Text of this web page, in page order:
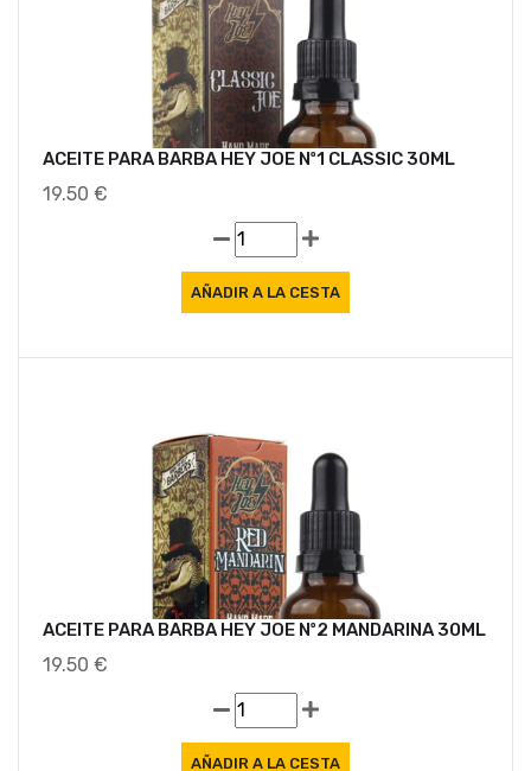
ACEITE PARA BARBA HEY JOE Nº1 CLASSIC 30ML
19.50 €
ACEITE PARA BARBA HEY JOE Nº2 MANDARINA 30ML
19.50 €